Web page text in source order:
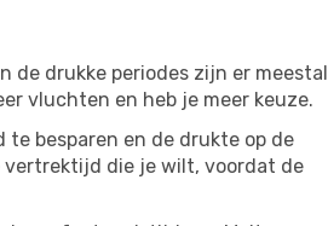
de drukke periodes zijn er meestal
vluchten en heb je meer keuze.
te besparen en de drukte op de
vertrektijd die je wilt, voordat de